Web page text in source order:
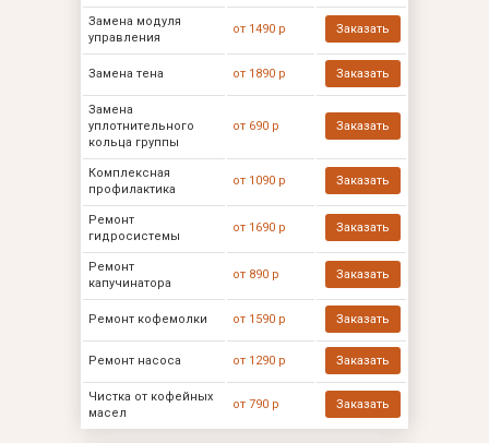
Замена модуля
управления
от 1490 р Заказать
Замена тена от 1890 р Заказать
Замена
уплотнительного
кольца группы
от 690 р Заказать
Комплексная
профилактика
от 1090 р Заказать
Ремонт
гидросистемы
от 1690 р Заказать
Ремонт
капучинатора
от 890 р Заказать
Ремонт кофемолки от 1590 р Заказать
Ремонт насоса от 1290 р Заказать
Чистка от кофейных
масел
от 790 р Заказать